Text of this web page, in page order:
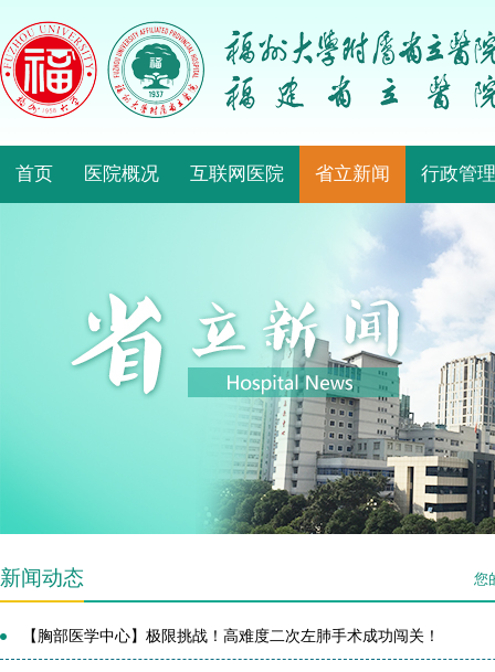
首页 医院概况 互联网医院 省立新闻 行政管理
新闻动态 您
【胸部医学中心】极限挑战！高难度二次左肺手术成功闯关！